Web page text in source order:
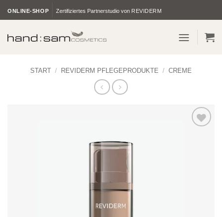
Inhalt
ONLINE-SHOP Zertifiziertes Partnerstudio von REVIDERM
START / REVIDERM PFLEGEPRODUKTE / CREME